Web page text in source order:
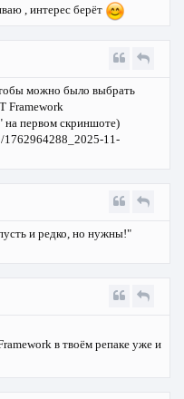
, интерес берёт
можно было выбрать
Framework
на первом скриншоте)
11-
и редко, но нужны!"
в твоём репаке уже и